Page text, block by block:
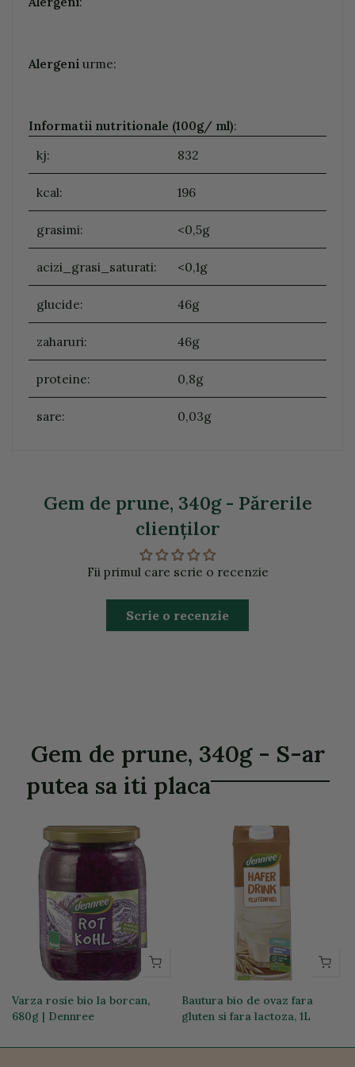
Alergeni urme:
Informatii nutritionale (100g/ ml):
kj:
832
kcal: 196
grasimi: <0,5g
acizi_grasi_saturati: <0,1g
glucide: 46g
zaharuri: 46g
proteine: 0,8g
sare: 0,03g
Gem de prune, 340g - Părerile
clienţilor
Fii primul care scrie o recenzie
Scrie o recenzie
Gem de prune, 340g - S-ar
putea sa iti placa
Varza rosie bio la borcan,
680g | Dennree
Bautura bio de ovaz fara
gluten si fara lactoza, 1L